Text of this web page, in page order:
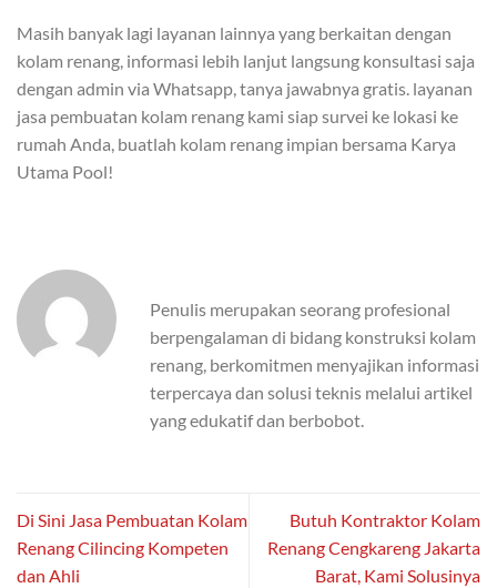
Masih banyak lagi layanan lainnya yang berkaitan dengan
kolam renang, informasi lebih lanjut langsung konsultasi saja
dengan admin via Whatsapp, tanya jawabnya gratis. layanan
jasa pembuatan kolam renang kami siap survei ke lokasi ke
rumah Anda, buatlah kolam renang impian bersama Karya
Utama Pool!
Penulis merupakan seorang profesional
berpengalaman di bidang konstruksi kolam
renang, berkomitmen menyajikan informasi
terpercaya dan solusi teknis melalui artikel
yang edukatif dan berbobot.
Di Sini Jasa Pembuatan Kolam
Renang Cilincing Kompeten
dan Ahli
Butuh Kontraktor Kolam
Renang Cengkareng Jakarta
Barat, Kami Solusinya